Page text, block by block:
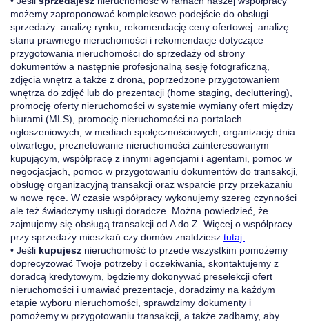
możemy zaproponować kompleksowe podejście do obsługi
sprzedaży: analizę rynku, rekomendację ceny ofertowej. analizę
stanu prawnego nieruchomości i rekomendacje dotyczące
przygotowania nieruchomości do sprzedaży od strony
dokumentów a następnie profesjonalną sesję fotograficzną,
zdjęcia wnętrz a także z drona, poprzedzone przygotowaniem
wnętrza do zdjęć lub do prezentacji (home staging, decluttering),
promocję oferty nieruchomości w systemie wymiany ofert między
biurami (MLS), promocję nieruchomości na portalach
ogłoszeniowych, w mediach społęcznościowych, organizację dnia
otwartego, preznetowanie nieruchomości zainteresowanym
kupującym, współpracę z innymi agencjami i agentami, pomoc w
negocjacjach, pomoc w przygotowaniu dokumentów do transakcji,
obsługę organizacyjną transakcji oraz wsparcie przy przekazaniu
w nowe ręce. W czasie współpracy wykonujemy szereg czynności
ale też świadczymy usługi doradcze. Można powiedzieć, że
zajmujemy się obsługą transakcji od A do Z. Więcej o współpracy
przy sprzedaży mieszkań czy domów znaldziesz tutaj.
• Jeśli kupujesz nieruchomość to przede wszystkim pomożemy
doprecyzować Twoje potrzeby i oczekiwania, skontaktujemy z
doradcą kredytowym, będziemy dokonywać preselekcji ofert
nieruchomości i umawiać prezentacje, doradzimy na każdym
etapie wyboru nieruchomości, sprawdzimy dokumenty i
pomożemy w przygotowaniu transakcji, a także zadbamy, aby